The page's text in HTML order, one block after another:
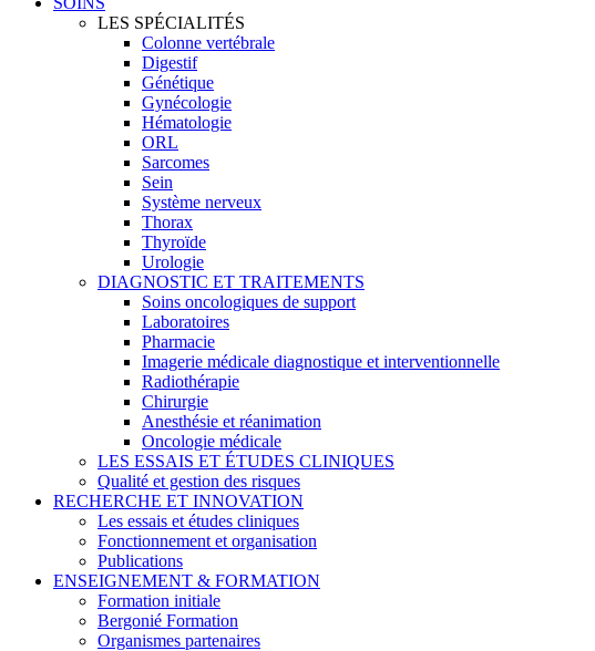
LES SPÉCIALITÉS
Colonne vertébrale
Digestif
Génétique
Gynécologie
Hématologie
ORL
Sarcomes
Sein
Système nerveux
Thorax
Thyroïde
Urologie
DIAGNOSTIC ET TRAITEMENTS
Soins oncologiques de support
Laboratoires
Pharmacie
Imagerie médicale diagnostique et interventionnelle
Radiothérapie
Chirurgie
Anesthésie et réanimation
Oncologie médicale
LES ESSAIS ET ÉTUDES CLINIQUES
Qualité et gestion des risques
RECHERCHE ET INNOVATION
Les essais et études cliniques
Fonctionnement et organisation
Publications
ENSEIGNEMENT & FORMATION
Formation initiale
Bergonié Formation
Organismes partenaires